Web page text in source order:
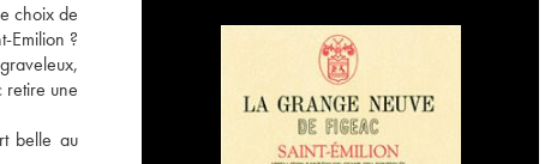
choix de
Emilion ?
retire une
belle au